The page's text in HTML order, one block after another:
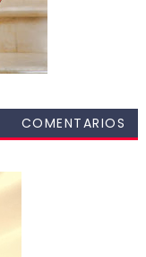
COMENTARIOS